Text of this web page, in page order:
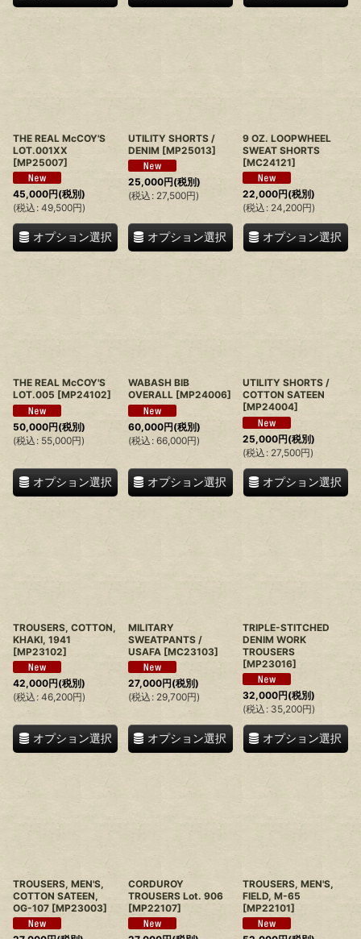
THE REAL McCOY'S
LOT.001XX
[MP25007]
45,000円(税別)
(税込 : 49,500円)
オプション選択
UTILITY SHORTS /
DENIM [MP25013]
25,000円(税別)
(税込 : 27,500円)
オプション選択
9 OZ. LOOPWHEEL
SWEAT SHORTS
[MC24121]
22,000円(税別)
(税込 : 24,200円)
オプション選択
THE REAL McCOY'S
LOT.005 [MP24102]
50,000円(税別)
(税込 : 55,000円)
オプション選択
WABASH BIB
OVERALL [MP24006]
60,000円(税別)
(税込 : 66,000円)
オプション選択
UTILITY SHORTS /
COTTON SATEEN
[MP24004]
25,000円(税別)
(税込 : 27,500円)
オプション選択
TROUSERS, COTTON,
KHAKI, 1941
[MP23102]
42,000円(税別)
(税込 : 46,200円)
オプション選択
MILITARY
SWEATPANTS /
USAFA [MC23103]
27,000円(税別)
(税込 : 29,700円)
オプション選択
TRIPLE-STITCHED
DENIM WORK
TROUSERS
[MP23016]
32,000円(税別)
(税込 : 35,200円)
オプション選択
TROUSERS, MEN'S,
COTTON SATEEN,
OG-107 [MP23003]
CORDUROY
TROUSERS Lot. 906
[MP22107]
TROUSERS, MEN'S,
FIELD, M-65
[MP22101]